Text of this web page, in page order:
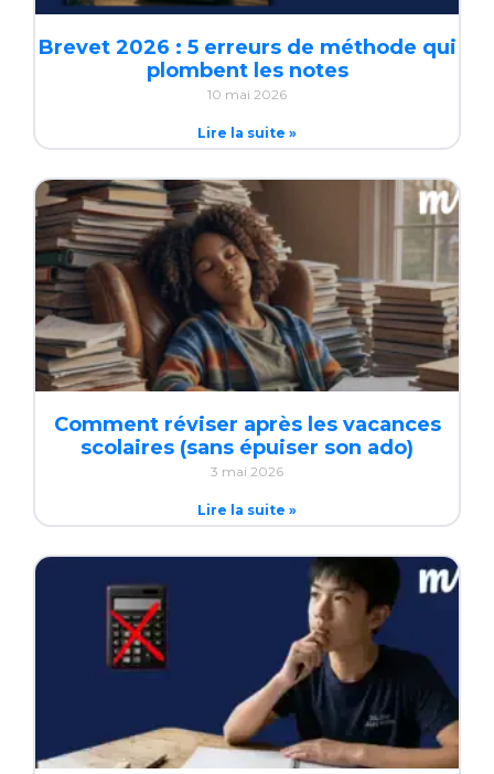
Brevet 2026 : 5 erreurs de méthode qui
plombent les notes
10 mai 2026
Lire la suite »
Comment réviser après les vacances
scolaires (sans épuiser son ado)
3 mai 2026
Lire la suite »